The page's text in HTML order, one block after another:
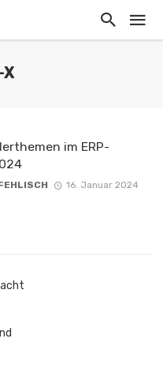
X
im ERP-
16. Januar 2024